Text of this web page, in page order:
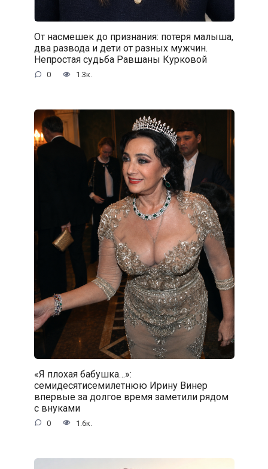
От насмешек до признания: потеря малыша,
два развода и дети от разных мужчин.
Непростая судьба Равшаны Курковой
0 1.3к.
«Я плохая бабушка…»:
семидесятисемилетнюю Ирину Винер
впервые за долгое время заметили рядом
с внуками
0 1.6к.